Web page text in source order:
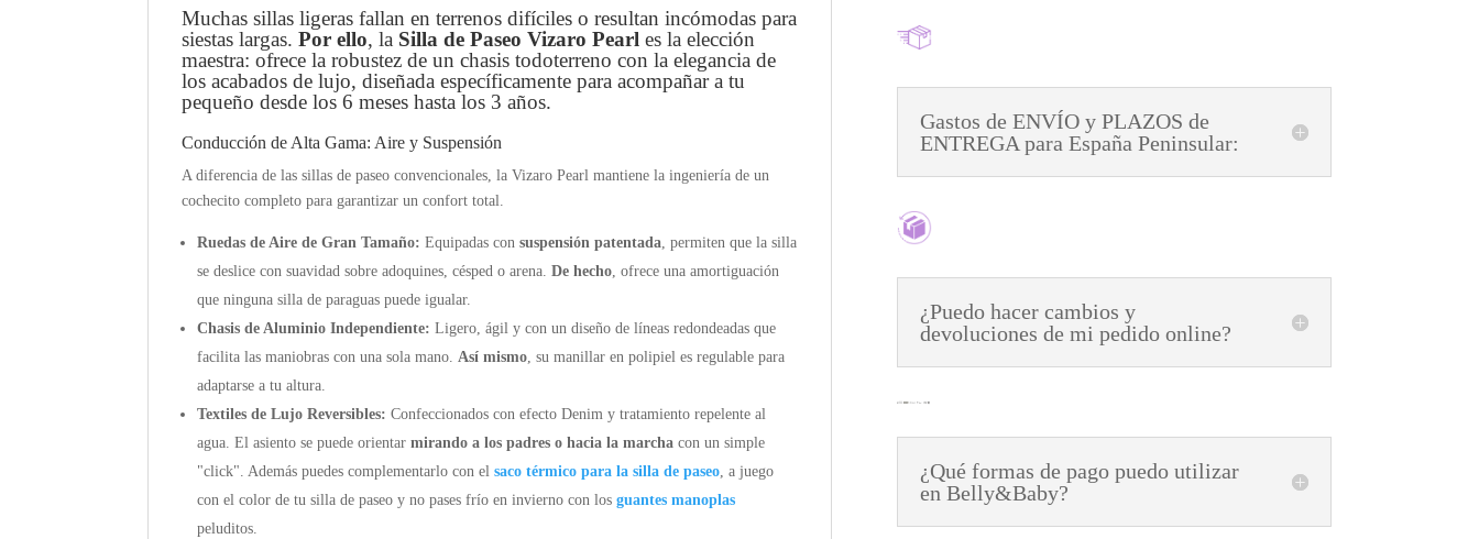
Muchas sillas ligeras fallan en terrenos difíciles o resultan incómodas para
siestas largas.Por ello, la Silla de Paseo Vizaro Pearl es la elección
maestra: ofrece la robustez de un chasis todoterreno con la elegancia de
los acabados de lujo, diseñada específicamente para acompañar a tu
pequeño desde los 6 meses hasta los 3 años.
Conducción de Alta Gama: Aire y Suspensión
A diferencia de las sillas de paseo convencionales, la Vizaro Pearl mantiene la ingeniería de un
cochecito completo para garantizar un confort total.
Ruedas de Aire de Gran Tamaño: Equipadas consuspensión patentada, permiten que la silla
se deslice con suavidad sobre adoquines, césped o arena.De hecho, ofrece una amortiguación
que ninguna silla de paraguas puede igualar.
Chasis de Aluminio Independiente: Ligero, ágil y con un diseño de líneas redondeadas que
facilita las maniobras con una sola mano.Así mismo, su manillar en polipiel es regulable para
adaptarse a tu altura.
Textiles de Lujo Reversibles: Confeccionados con efecto Denim y tratamiento repelente al
agua. El asiento se puede orientarmirando a los padres o hacia la marcha con un simple
"click".Además puedes complementarlo con elsaco térmico para la silla de paseo, a juego
con el color de tu silla de paseo y no pases frío en invierno con los guantes manoplas
peluditos.
Gastos de ENVÍO y PLAZOS de
ENTREGA para España Peninsular:
¿Puedo hacer cambios y
devoluciones de mi pedido online?
¿Qué formas de pago puedo utilizar
en Belly&Baby?